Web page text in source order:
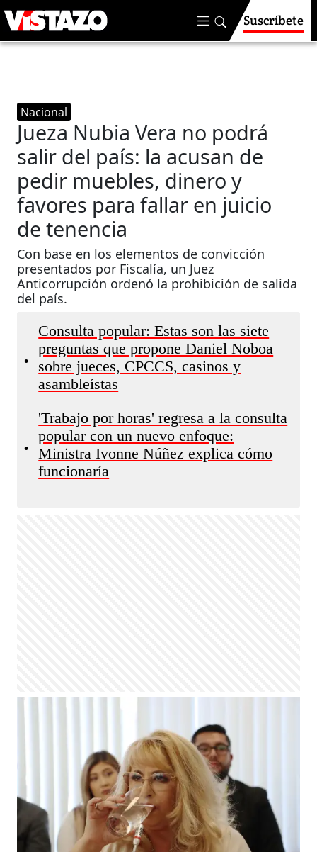
Suscríbete
Nacional
Jueza Nubia Vera no podrá
salir del país: la acusan de
pedir muebles, dinero y
favores para fallar en juicio
de tenencia
Con base en los elementos de convicción
presentados por Fiscalía, un Juez
Anticorrupción ordenó la prohibición de salida
del país.
•
Consulta popular: Estas son las siete
preguntas que propone Daniel Noboa
sobre jueces, CPCCS, casinos y
asambleístas
•
'Trabajo por horas' regresa a la consulta
popular con un nuevo enfoque:
Ministra Ivonne Núñez explica cómo
funcionaría